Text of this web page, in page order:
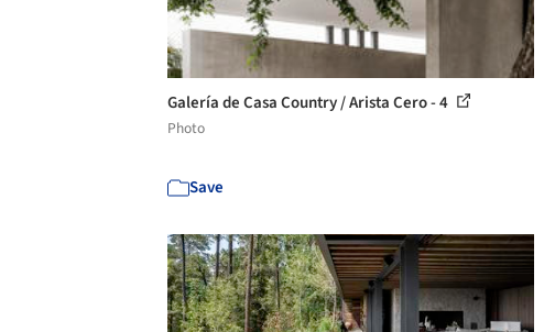
Galería de Casa Country / Arista Cero - 4
Photo
Save